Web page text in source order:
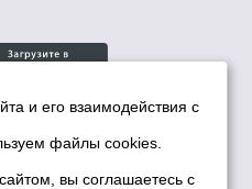
политики мэрии
и его взаимодействия с
файлы cookies.
вы соглашаетесь с